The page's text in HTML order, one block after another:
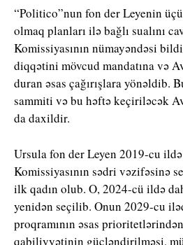
“Politico”nun fon der Leyenin
olmaq planları ilə bağlı sualını
Komissiyasının nümayəndəsi
diqqətini mövcud mandatına və
duran əsas çağırışlara yönəldib.
sammiti və bu həftə keçiriləcək
da daxildir.
Ursula fon der Leyen 2019-cu
Komissiyasının sədri vəzifəsinə
ilk qadın olub. O, 2024-cü ildə
yenidən seçilib. Onun 2029-cu
proqramının əsas
qabiliyyətinin gücləndirilməsi,